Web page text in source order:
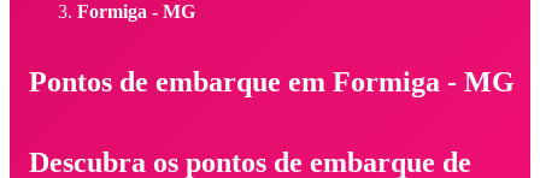
Formiga - MG
Pontos de embarque em Formiga - MG
Descubra os pontos de embarque de